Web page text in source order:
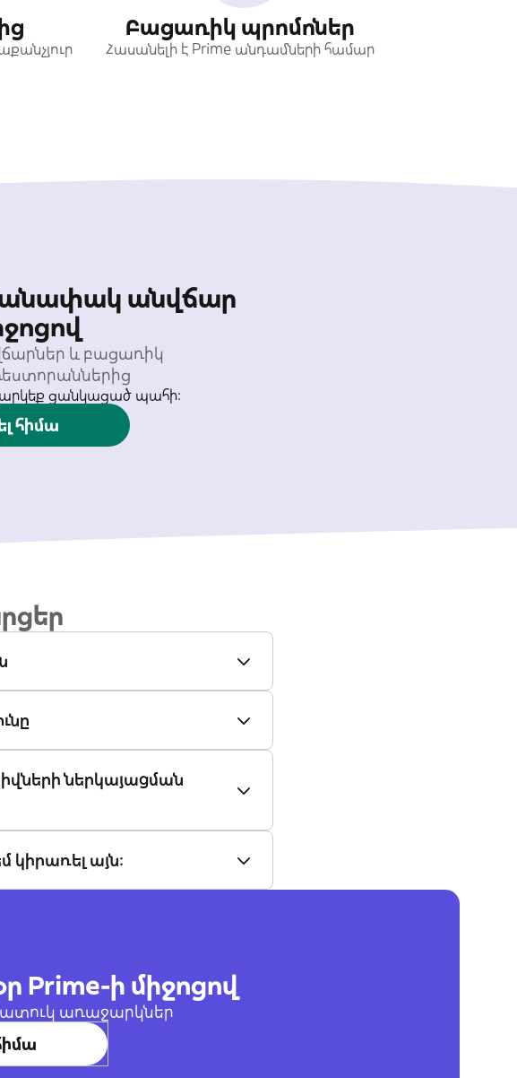
Բացառիկ պրոմոներ
Հասանելի է Prime անդամների համար
անվճար
և բացառիկ
ցանկացած պահի։
հիմա
ներկայացման
կիրառել այն։
Prime-ի միջոցով
առաջարկներ